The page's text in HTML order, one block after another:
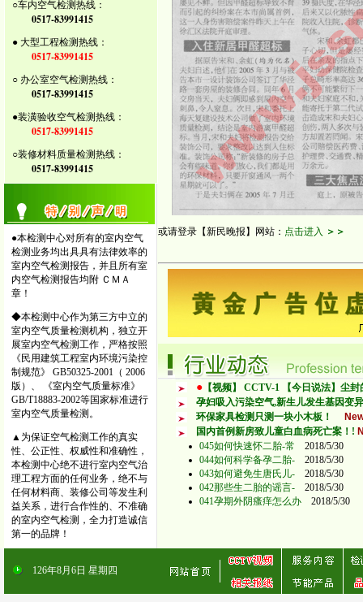
○车内空气检测热线：
0517-83991415
● 大型工程检测热线：
0517-83991415
○ 办公室空气检测热线：
0517-83991415
●装潢验收空气检测热线：
0517-83991415
○装修材料质量检测热线：
0517-83991415
●本检测中心对所有的室内空气
检测业务均出具具有法律效率的
室内空气检测报告，并且所有室
内空气检测报告均附 ＣＭＡ
章！
◆本检测中心作为第三方中立的
室内空气质量检测机构，独立开
展室内空气检测工作，严格按照
《民用建筑工程室内环境污染控
制规范》 GB50325-2001（ 2006
版）、 《室内空气质量标准》
GB/T18883-2002等国家标准进行
室内空气质量检测。
▲为保证空气检测工作的真实
性、公正性、权威性和准确性，
本检测中心绝不进行室内空气治
理工程方面的任何业务，绝不与
任何材料商、装修公司等发生利
益关系，进行合作性的、不准确
的室内空气检测，全力打造诚信
第一的品牌！
或请登录【新民晚报】网站： 点击进入 ＞＞
● 【视频】 CCTV-1 【今日说法】尘
孕妇吸入污染空气,新生儿发生基因变
环保家具检测只测一块小木板！
国内首例新房致儿童白血病死亡案！!
045如何快速怀二胎-常
2018/5/30
044如何科学备孕二胎- 2018/5/30
043如何避免生唐氏儿- 2018/5/30
042那些生二胎的谣言- 2018/5/30
041孕期外阴瘙痒怎么办 2018/5/30
126年8月6日 星期四